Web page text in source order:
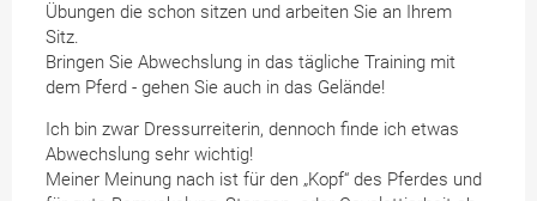
Übungen die schon sitzen und arbeiten Sie an Ihrem
Sitz.
Bringen Sie Abwechslung in das tägliche Training mit
dem Pferd - gehen Sie auch in das Gelände!
Ich bin zwar Dressurreiterin, dennoch finde ich etwas
Abwechslung sehr wichtig!
Meiner Meinung nach ist für den „Kopf“ des Pferdes und